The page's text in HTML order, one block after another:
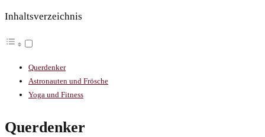
Inhaltsverzeichnis
Querdenker
Astronauten und Frösche
Yoga und Fitness
Querdenker